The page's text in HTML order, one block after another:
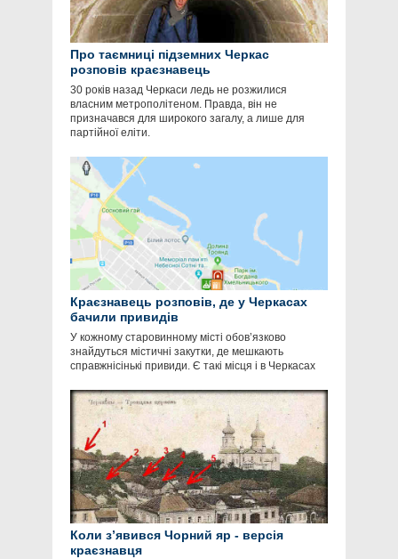
Про таємниці підземних Черкас
розповів краєзнавець
30 років назад Черкаси ледь не розжилися
власним метрополітеном. Правда, він не
призначався для широкого загалу, а лише для
партійної еліти.
Краєзнавець розповів, де у Черкасах
бачили привидів
У кожному старовинному місті обов’язково
знайдуться містичні закутки, де мешкають
справжнісінькі привиди. Є такі місця і в Черкасах
Коли з’явився Чорний яр - версія
краєзнавця